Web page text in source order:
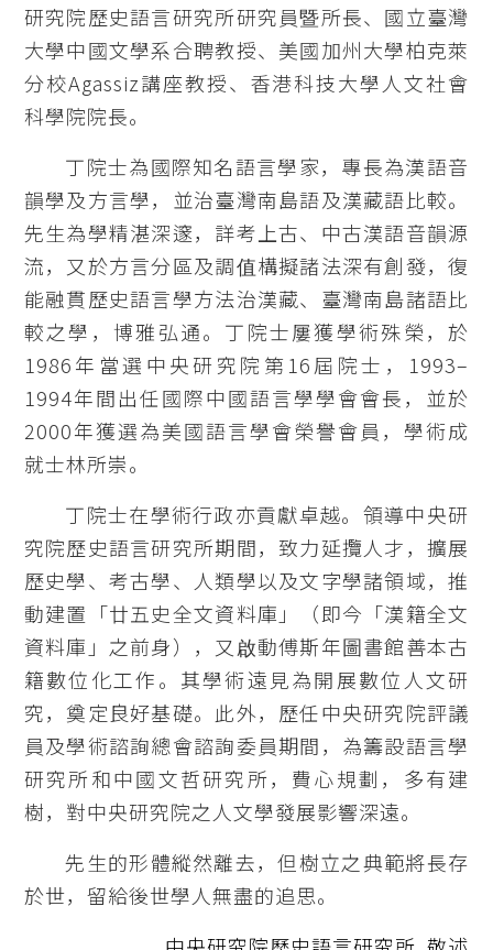
研究院歷史語言研究所研究員暨所長、國立臺灣
大學中國文學系合聘教授、美國加州大學柏克萊
分校Agassiz講座教授、香港科技大學人文社會
科學院院長。
丁院士為國際知名語言學家，專長為漢語音
韻學及方言學，並治臺灣南島語及漢藏語比較。
先生為學精湛深邃，詳考上古、中古漢語音韻源
流，又於方言分區及調值構擬諸法深有創發，復
能融貫歷史語言學方法治漢藏、臺灣南島諸語比
較之學，博雅弘通。丁院士屢獲學術殊榮，於
1986年當選中央研究院第16屆院士，1993–
1994年間出任國際中國語言學學會會長，並於
2000年獲選為美國語言學會榮譽會員，學術成
就士林所崇。
丁院士在學術行政亦貢獻卓越。領導中央研
究院歷史語言研究所期間，致力延攬人才，擴展
歷史學、考古學、人類學以及文字學諸領域，推
動建置「廿五史全文資料庫」（即今「漢籍全文
資料庫」之前身），又啟動傅斯年圖書館善本古
籍數位化工作。其學術遠見為開展數位人文研
究，奠定良好基礎。此外，歷任中央研究院評議
員及學術諮詢總會諮詢委員期間，為籌設語言學
研究所和中國文哲研究所，費心規劃，多有建
樹，對中央研究院之人文學發展影響深遠。
先生的形體縱然離去，但樹立之典範將長存
於世，留給後世學人無盡的追思。